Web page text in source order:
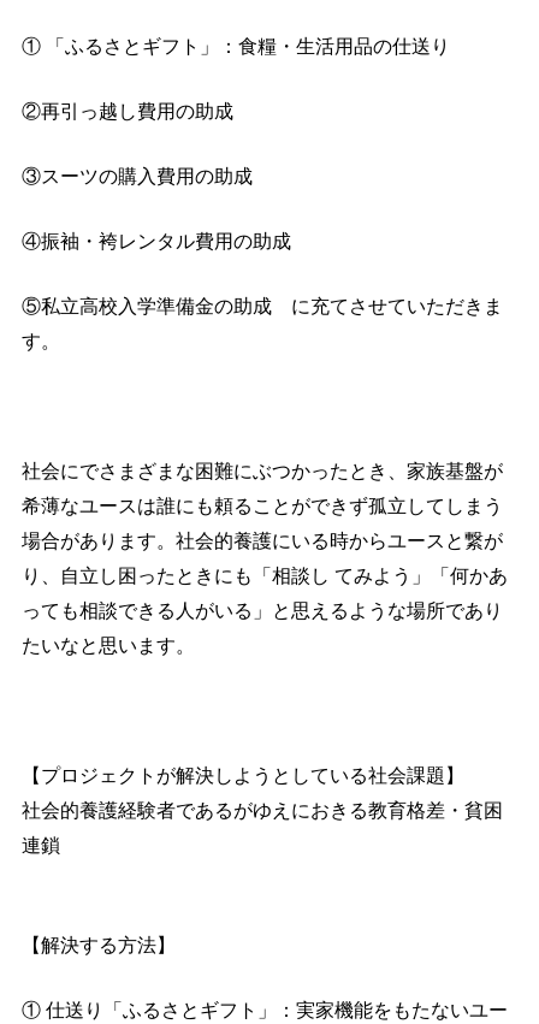
① 「ふるさとギフト」：食糧・生活用品の仕送り
②再引っ越し費用の助成
③スーツの購入費用の助成
④振袖・袴レンタル費用の助成
⑤私立高校入学準備金の助成 に充てさせていただきま
す。
社会にでさまざまな困難にぶつかったとき、家族基盤が
希薄なユースは誰にも頼ることができず孤立してしまう
場合があります。社会的養護にいる時からユースと繋が
り、自立し困ったときにも「相談し てみよう」「何かあ
っても相談できる人がいる」と思えるような場所であり
たいなと思います。
【プロジェクトが解決しようとしている社会課題】
社会的養護経験者であるがゆえにおきる教育格差・貧困
連鎖
【解決する方法】
① 仕送り「ふるさとギフト」：実家機能をもたないユー